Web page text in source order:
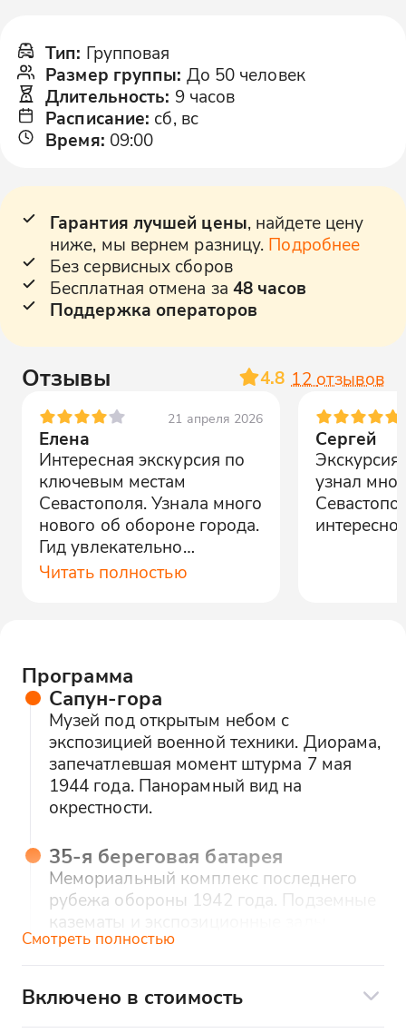
Тип: Групповая
Размер группы: До 50 человек
Длительность: 9 часов
Расписание: сб, вс
Время: 09:00
Гарантия лучшей цены, найдете цену
ниже, мы вернем разницу. Подробнее
Без сервисных сборов
Бесплатная отмена за 48 часов
Поддержка операторов
Отзывы 4.8 12 отзывов
21 апреля 2026
Елена
Интересная экскурсия по
ключевым местам
Севастополя. Узнала много
нового об обороне города.
Гид увлекательно
рассказывал, маршрут
Читать полностью
Сергей
узнал
интересно
Программа
Сапун-гора
Музей под открытым небом с
экспозицией военной техники. Диорама,
запечатлевшая момент штурма 7 мая
1944 года. Панорамный вид на
окрестности.
35-я береговая батарея
Мемориальный комплекс последнего
рубежа обороны 1942 года. Подземные
казематы и экспозиционные залы.
Пантеон памяти защитников города.
Малахов курган
Смотреть полностью
Включено в стоимость